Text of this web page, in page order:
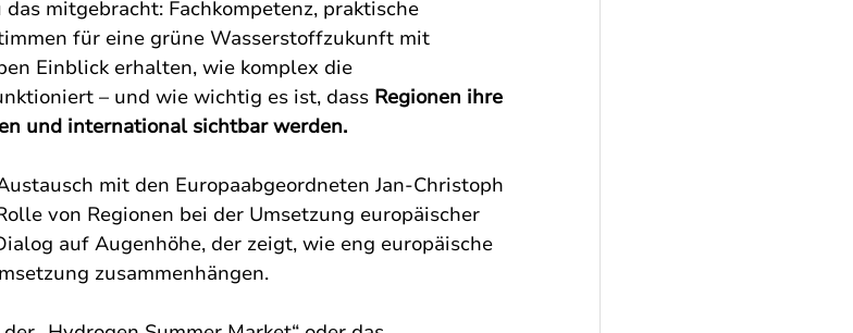
mitgebracht: Fachkompetenz, praktische
für eine grüne Wasserstoffzukunft mit
Einblick erhalten, wie komplex die
– und wie wichtig es ist, dass Regionen ihre
und international sichtbar werden.
mit den Europaabgeordneten Jan-Christoph
von Regionen bei der Umsetzung europäischer
auf Augenhöhe, der zeigt, wie eng europäische
zusammenhängen.